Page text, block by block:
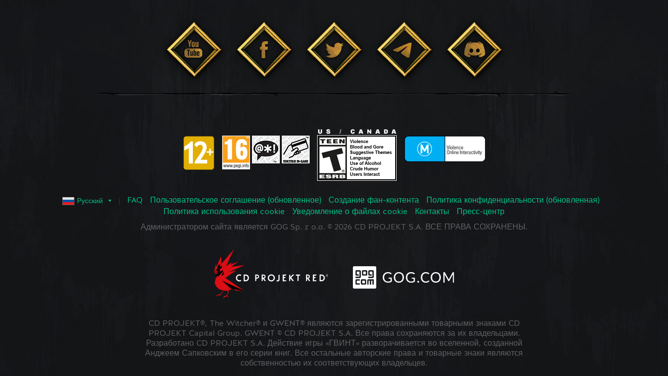
Русский FAQ Пользовательское соглашение (обновленное) Создание фан-контента
Политика конфиденциальности (обновленная)
Политика использования cookie
Уведомление о файлах cookie Контакты
Пресс-центр
Администратором сайта является GOG Sp. z o.o. © 2026 CD PROJEKT S.A. ВСЕ ПРАВА СОХРАНЕНЫ.
CD PROJEKT®, The Witcher® и GWENT® являются зарегистрированными товарными знаками CD
PROJEKT Capital Group. GWENT © CD PROJEKT S.A. Все права сохраняются за их владельцами.
Разработано CD PROJEKT S.A. Действие игры «ГВИНТ» разворачивается во вселенной, созданной
Анджеем Сапковским в его серии книг. Все остальные авторские права и товарные знаки являются
собственностью их соответствующих владельцев.